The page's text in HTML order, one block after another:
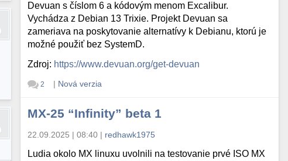
Devuan s číslom 6 a kódovým menom Excalibur.
Vychádza z Debian 13 Trixie. Projekt Devuan sa
zameriava na poskytovanie alternatívy k Debianu, ktorú je
možné použiť bez SystemD.
Zdroj: https://www.devuan.org/get-devuan
2 | Nová verzia
MX-25 “Infinity” beta 1
22.09.2025 | 08:40 | redhawk1975
Ludia okolo MX linuxu uvolnili na testovanie prvé ISO MX